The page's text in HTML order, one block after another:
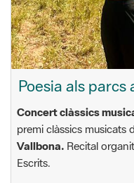
Poesia als parcs
Concert clàssics
premi clàssics musicats
Vallbona. Recital
Escrits.